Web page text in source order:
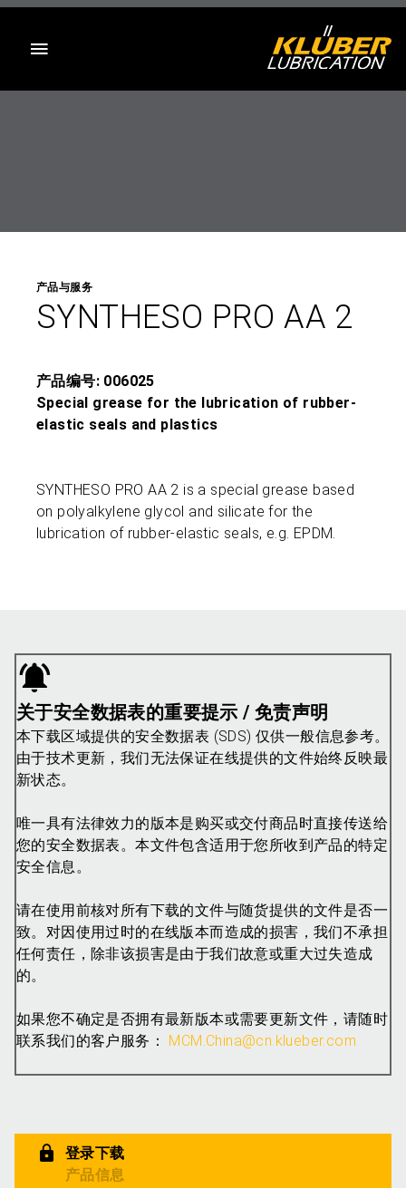
产品与服务
SYNTHESO PRO AA 2
产品编号: 006025
Special grease for the lubrication of rubber-
elastic seals and plastics
SYNTHESO PRO AA 2 is a special grease based
on polyalkylene glycol and silicate for the
lubrication of rubber-elastic seals, e.g. EPDM.
关于安全数据表的重要提示 / 免责声明
本下载区域提供的安全数据表 (SDS) 仅供一般信息参考。
由于技术更新，我们无法保证在线提供的文件始终反映最
新状态。
唯一具有法律效力的版本是购买或交付商品时直接传送给
您的安全数据表。本文件包含适用于您所收到产品的特定
安全信息。
请在使用前核对所有下载的文件与随货提供的文件是否一
致。对因使用过时的在线版本而造成的损害，我们不承担
任何责任，除非该损害是由于我们故意或重大过失造成
的。
如果您不确定是否拥有最新版本或需要更新文件，请随时
联系我们的客户服务： MCM.China@cn.klueber.com
登录下载
产品信息